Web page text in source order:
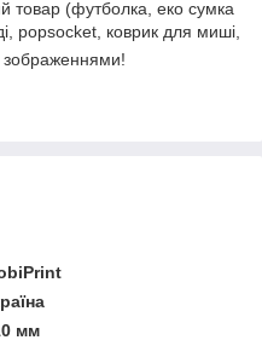
товар (футболка, еко сумка
popsocket, коврик для миші,
зображеннями!
мм